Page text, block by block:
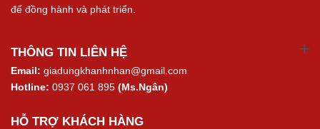
để đồng hành và phát triển.
THÔNG TIN LIÊN HỆ
Email: giadungkhanhnhan@gmail.com
Hotline: 0937 061 895 (Ms.Ngân)
HỖ TRỢ KHÁCH HÀNG